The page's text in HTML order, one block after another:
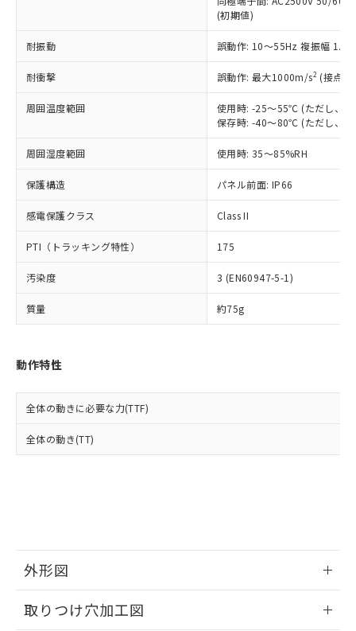
(初期値)
耐振動 誤動作: 10～55Hz 複振幅
耐衝撃 誤動作: 最大1000m/s2 (接点
周囲温度範囲
使用時: -25～55℃ (ただし、氷
保存時: -40～80℃ (ただし、氷
周囲湿度範囲 使用時: 35～85%RH
保護構造 パネル前面: IP66
感電保護クラス Class II
PTI（トラッキング特性） 175
汚染度 3 (EN60947-5-1)
質量 約75g
動作特性
全体の動きに必要な力(TTF)
全体の動き(TT)
外形図
取りつけ穴加工図
在庫状況および標準価格照会結果は、
記載している更新日時点での社内デー
タに基づき作成されるものであり、閲
覧された時点での実際の在庫および標
準価格とは異なる場合があることをご
正式な納期状況および標準価格はお客
様のお取引先、またはお客様担当のオ
ムロン制御機器販売店・当社販売員に
オムロン制御機器販売店や当社販売拠
販売ネットワーク
」をご確認
在庫状況および標準価格結果を当社の
事前の承諾なく第三者に漏洩または開
示しないようお願いします。
マイパーツ機能（部品リスト作成サー
ビス）をご利用いただくには、I-Web
メンバーズにご登録されている必要が
あります。
品・サービスに関するお客様との取
引・商談に必要な範囲で利用すること
※当社の共同利用者とは、
の共同利用に関して"
の「1.共同利
鉛(Pb) 1000ppm以下、 水銀(Hg) 1000ppm以下、 カド
類(PBB) 1000ppm以下、ポリ臭化ジフェニルエーテル類
(PBDE) 1000ppm以下、フタル酸ビス(2-エチルヘキシ
ル) (DEHP)(別名：DOP) 1000ppm以下、フタル酸ブチ
ルベンジル（BBP） 1000ppm以下、フタル酸ジブチル
（DBP） 1000ppm以下、フタル酸ジイソブチル
但し、RoHS指令で産業用監視および制御機器に対する
図的な使用がないことを確認しています。
部品在庫の切り替え状況などにより、予定
月が前後することがあります。
とができます。
EU RoHS指令（10物質）の非含有証明書
51物質の非含有証明書（当社基準）
荷製品に未対応品が混在することから備考
欄に対応日を記載しておりました。
既に当社にて対応品への在庫切替を完了
していることから、特段のことがない限
り、2022年1月12日より割愛しておりま
*中国RoHS10物質の基準値 (GB/T26572)：
Pb(鉛) :1000ppm、 Hg(水銀) : 1000ppm、 Cd(カドミウ
Cr(Ⅵ)(六価クロム) : 1000ppm、 PBBs(ポリ臭化ビフェ
ニル類) : 1000ppm、 PBDEs(ポリ臭化ジフェニルエーテ
ル類) : 1000ppm、
DBP(フタル酸ジブチル) : 1000ppm、 DIBP(フタル酸ジ
イソブチル) : 1000ppm、 BBP(フタル酸ブチルベンジ
DEHP(フタル酸ビス(2-エチルヘキシル)) : 1000ppm
「ｅ」：有害物質（10物質）のすべてが基
準値以下であることを示します。
「10」：通常の使用状況下において有害物
質が外部に漏えいし、環境に深刻な影響を
及ぼさない年数を意味します。
「－」：未確認です。当社販売部門へお問
（以下｢規制貨物等」という）を輸出
または国外への提供する場合は、日本
国政府の輸出許可(または役務取引許
可)を取得するなどの必要な手続きを
当社は規制貨物を破棄する場合は、完
全に破砕するなど、違法に輸出されな
いよう必要な手段を講じます。
当社は貴社製品を、核兵器、ミサイ
ル、化学兵器、生物兵器またはその他
武器並びにこれらの製造装置等に一切
当社は、貴社製品を第三者に販売する
場合は、上記1、2および3の内容を当
該第三者に通知します。また当社は、
販売先および販売に係わる関係者が違
法に輸出するおそれがある場合は、取
り引きをいたしません。
合意する
一定数以上の在庫あり
一定数には満たないが在庫あり
在庫なし(最新の在庫状況につ
いては、お客様のお取引先、ま
たはお客様担当のオムロン制御
機器販売店・当社販売員にご確
認ください)
受注生産機種、また在庫状況の
情報を公開していない機種